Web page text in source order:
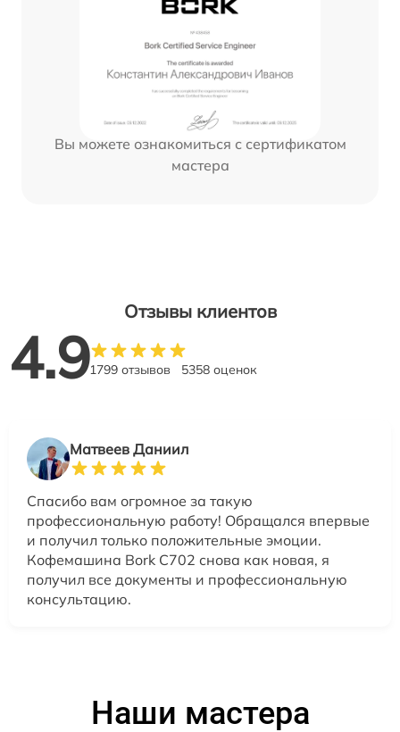
Вы можете ознакомиться с сертификатом
мастера
Отзывы клиентов
4.91799 отзывов 5358 оценок
Матвеев Даниил
Спасибо вам огромное за такую
профессиональную работу! Обращался впервые
и получил только положительные эмоции.
Кофемашина Bork C702 снова как новая, я
получил все документы и профессиональную
консультацию.
Наши мастера